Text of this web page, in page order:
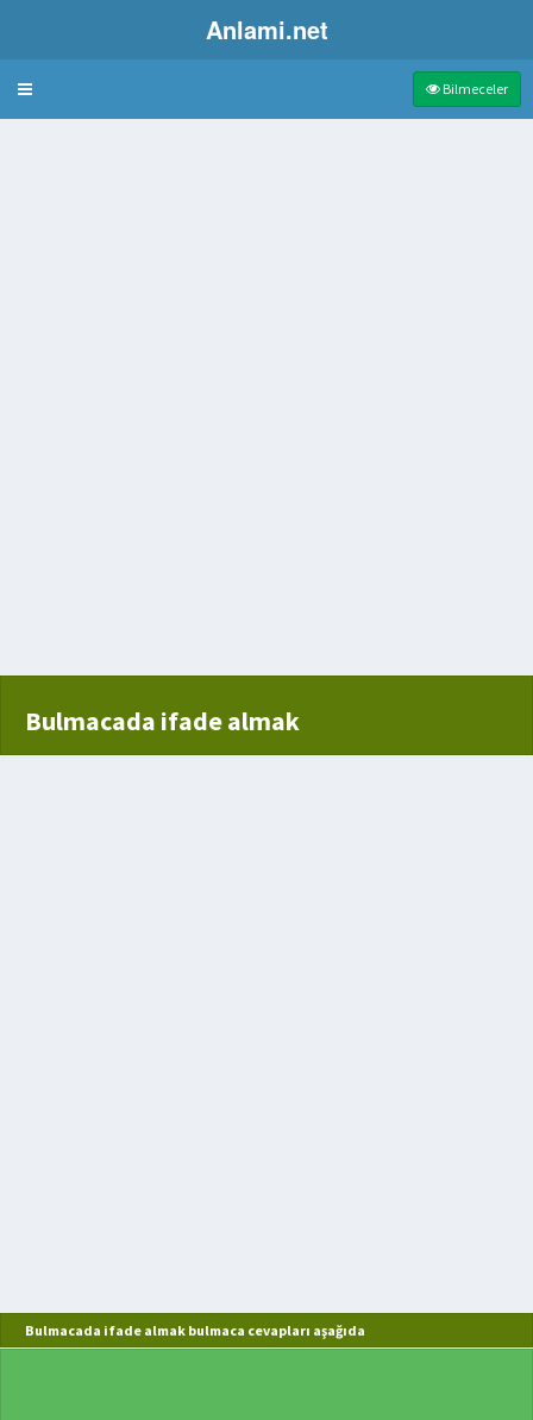
Anlami.net
Bulmaca Bilmeceler
Bulmacada ifade almak
Bulmacada ifade almak bulmaca cevapları aşağıda